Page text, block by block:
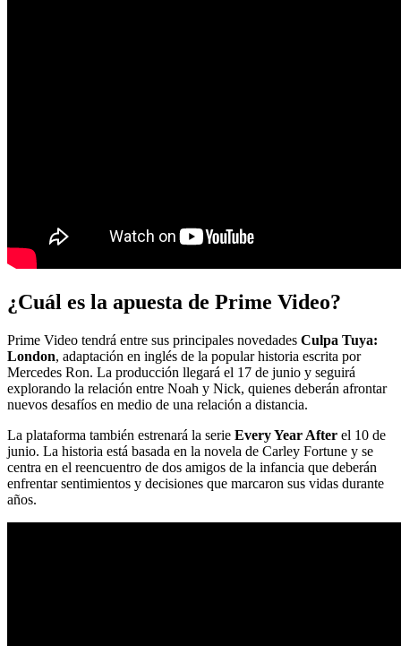
¿Cuál es la apuesta de Prime Video?
Prime Video tendrá entre sus principales novedades Culpa Tuya:
London, adaptación en inglés de la popular historia escrita por
Mercedes Ron. La producción llegará el 17 de junio y seguirá
explorando la relación entre Noah y Nick, quienes deberán afrontar
nuevos desafíos en medio de una relación a distancia.
La plataforma también estrenará la serie Every Year After el 10 de
junio. La historia está basada en la novela de Carley Fortune y se
centra en el reencuentro de dos amigos de la infancia que deberán
enfrentar sentimientos y decisiones que marcaron sus vidas durante
años.